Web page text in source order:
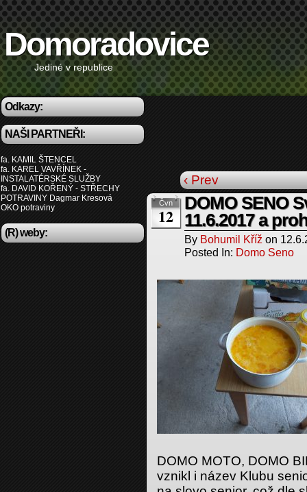
Domoradovice
Jediné v republice
Odkazy:
NAŠI PARTNEŘI:
fa. KAMIL ŠTENCEL
fa. KAREL VAVŘÍNEK -
INSTALATÉRSKÉ SLUŽBY
fa. DAVID KOŘENÝ - STŘECHY
POTRAVINY Dagmar Kresová
OKO potraviny
(R) weby:
‹ Prev
Čvn
12
DOMO SENO
11.6.2017 a
By Bohumil Kříž on
Posted In: Domo Seno
DOMO MOTO, DOMO
vznikl i název Klubu